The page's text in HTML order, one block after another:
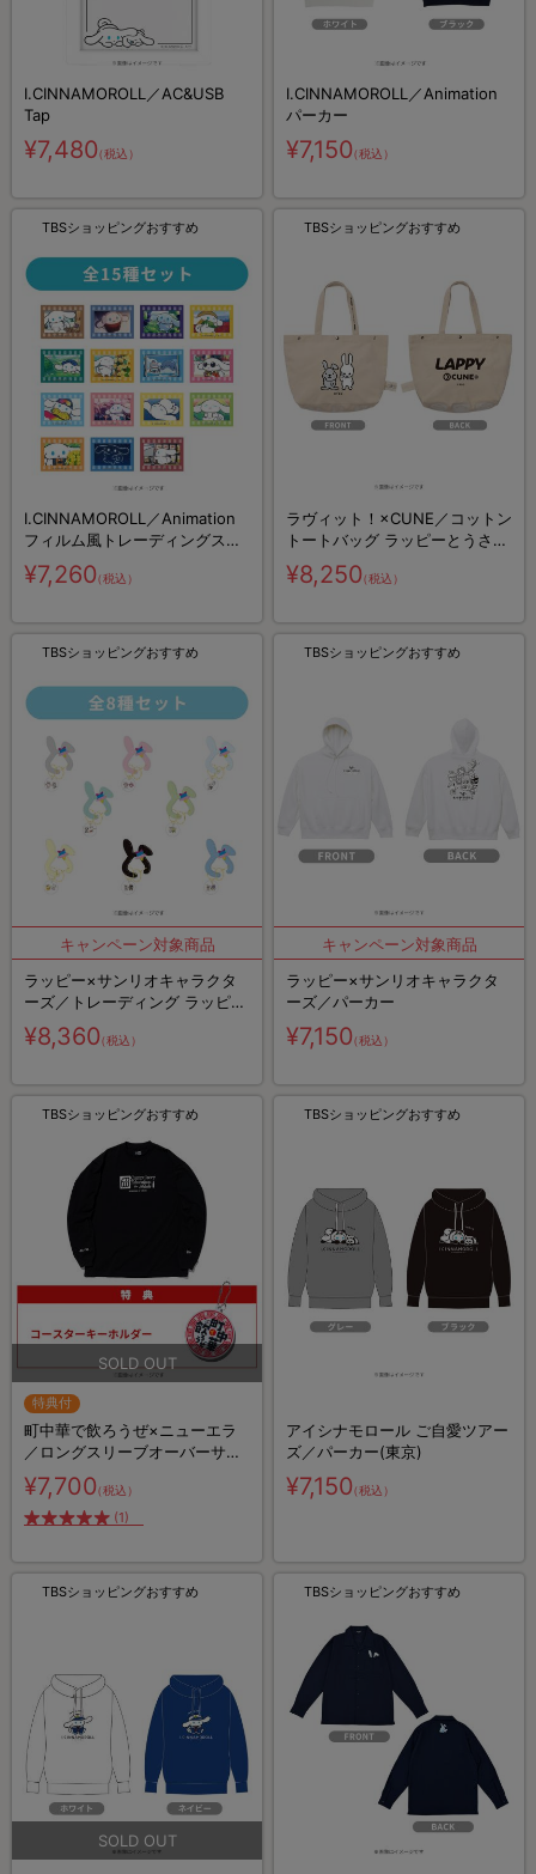
I.CINNAMOROLL／AC&USB
Tap
¥7,480（税込）
I.CINNAMOROLL／Animation
パーカー
¥7,150（税込）
TBSショッピングおすすめ
I.CINNAMOROLL／Animation
フィルム風トレーディングステ
ッカー コンプリート
¥7,260（税込）
TBSショッピングおすすめ
ラヴィット！×CUNE／コットン
トートバッグ ラッピーとうさち
ゃん
¥8,250（税込）
TBSショッピングおすすめ
ラッピー×サンリオキャラクタ
ーズ／トレーディング ラッピー
カラビナ コンプリートBOX
¥8,360（税込）
TBSショッピングおすすめ
ラッピー×サンリオキャラクタ
ーズ／パーカー
¥7,150（税込）
TBSショッピングおすすめ
特典付
町中華で飲ろうぜ×ニューエラ
／ロングスリーブオーバーサイ
ズTシャツ ブラック（特典付
き）
¥7,700（税込）
(1)
TBSショッピングおすすめ
アイシナモロール ご自愛ツアー
ズ／パーカー(東京)
¥7,150（税込）
TBSショッピングおすすめ TBSショッピングおすすめ